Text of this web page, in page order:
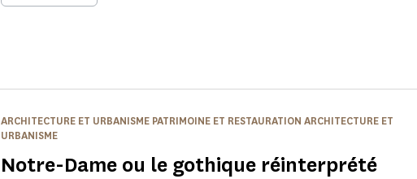
Notre-Dame ou le gothique réinterprété
ARCHITECTURE ET URBANISME PATRIMOINE ET RESTAURATION ARCHITECTURE ET
URBANISME